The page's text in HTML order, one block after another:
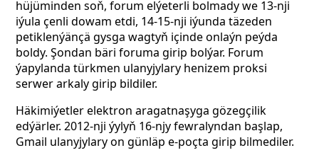
hüjüminden soň, forum elýeterli bolmady we 13-nji
iýula çenli dowam etdi, 14-15-nji iýunda täzeden
petiklenýänçä gysga wagtyň içinde onlaýn peýda
boldy. Şondan bäri foruma girip bolýar. Forum
ýapylanda türkmen ulanyjylary henizem proksi
serwer arkaly girip bildiler.
Häkimiýetler elektron aragatnaşyga gözegçilik
edýärler. 2012-nji ýylyň 16-njy fewralyndan başlap,
Gmail ulanyjylary on günläp e-poçta girip bilmediler.